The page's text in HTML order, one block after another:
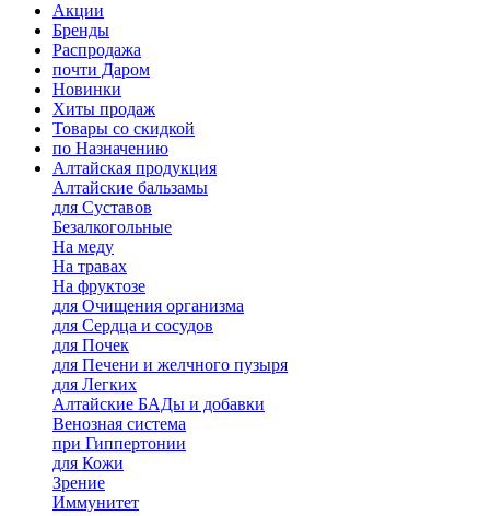
Акции
Бренды
Распродажа
почти Даром
Новинки
Хиты продаж
Товары со скидкой
по Назначению
Алтайская продукция
Алтайские бальзамы
для Суставов
Безалкогольные
На меду
На травах
На фруктозе
для Очищения организма
для Сердца и сосудов
для Почек
для Печени и желчного пузыря
для Легких
Алтайские БАДы и добавки
Венозная система
при Гиппертонии
для Кожи
Зрение
Иммунитет